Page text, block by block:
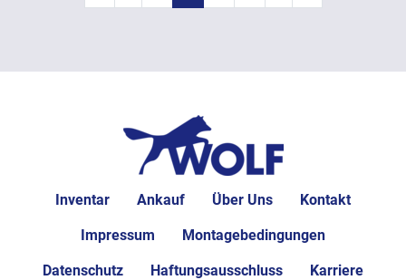
Inventar Ankauf Über Uns Kontakt
Impressum Montagebedingungen
Datenschutz Haftungsausschluss Karriere